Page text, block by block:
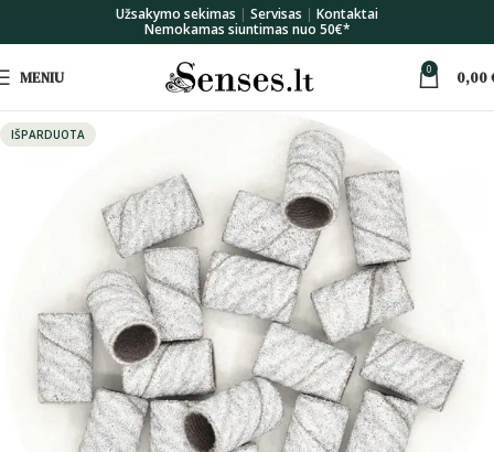
Užsakymo sekimas | Servisas | Kontaktai
Nemokamas siuntimas nuo 50€*
MENIU 0 0,00
IŠPARDUOTA